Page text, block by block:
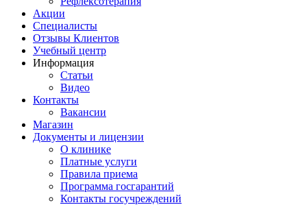
Акции
Специалисты
Отзывы Клиентов
Учебный центр
Информация
Статьи
Видео
Контакты
Вакансии
Магазин
Документы и лицензии
О клинике
Платные услуги
Правила приема
Программа госгарантий
Контакты госучреждений